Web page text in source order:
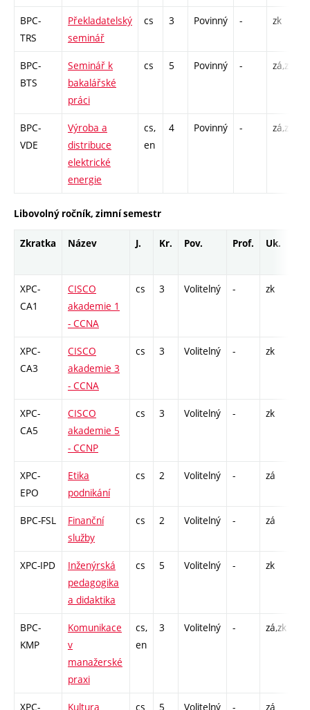
BPC-
TRS
Překladatelský
seminář
cs 3 Povinný - zk
BPC-
BTS
Seminář k
bakalářské
práci
cs 5 Povinný - zá,zk
BPC-
VDE
Výroba a
distribuce
elektrické
energie
cs,
en
4 Povinný - zá,zk
Libovolný ročník, zimní semestr
Zkratka Název J. Kr. Pov. Prof. Uk.
XPC-
CA1
CISCO
akademie 1
- CCNA
cs 3 Volitelný - zk
XPC-
CA3
CISCO
akademie 3
- CCNA
cs 3 Volitelný - zk
XPC-
CA5
CISCO
akademie 5
- CCNP
cs 3 Volitelný - zk
XPC-
EPO
Etika
podnikání
cs 2 Volitelný - zá
BPC-FSL
Finanční
služby
cs 2 Volitelný - zá
XPC-IPD
Inženýrská
pedagogika
a didaktika
cs 5 Volitelný - zk
BPC-
KMP
Komunikace
v
manažerské
praxi
cs,
en
3 Volitelný - zá,zk
XPC-
Kultura
cs 5 Volitelný - zá